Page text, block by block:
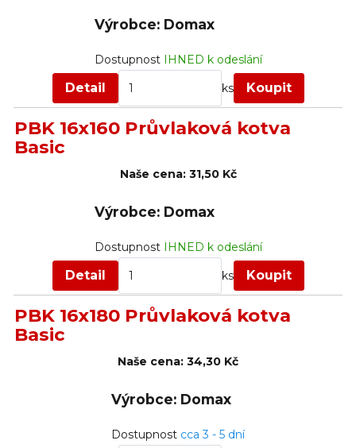
Výrobce: Domax
DostupnostIHNED k odeslání
Detail ks Koupit
PBK 16x160 Průvlaková kotva
Basic
Naše cena:31,50 Kč
Výrobce: Domax
DostupnostIHNED k odeslání
Detail ks Koupit
PBK 16x180 Průvlaková kotva
Basic
Naše cena: 34,30 Kč
Výrobce: Domax
Dostupnost cca 3 - 5 dní